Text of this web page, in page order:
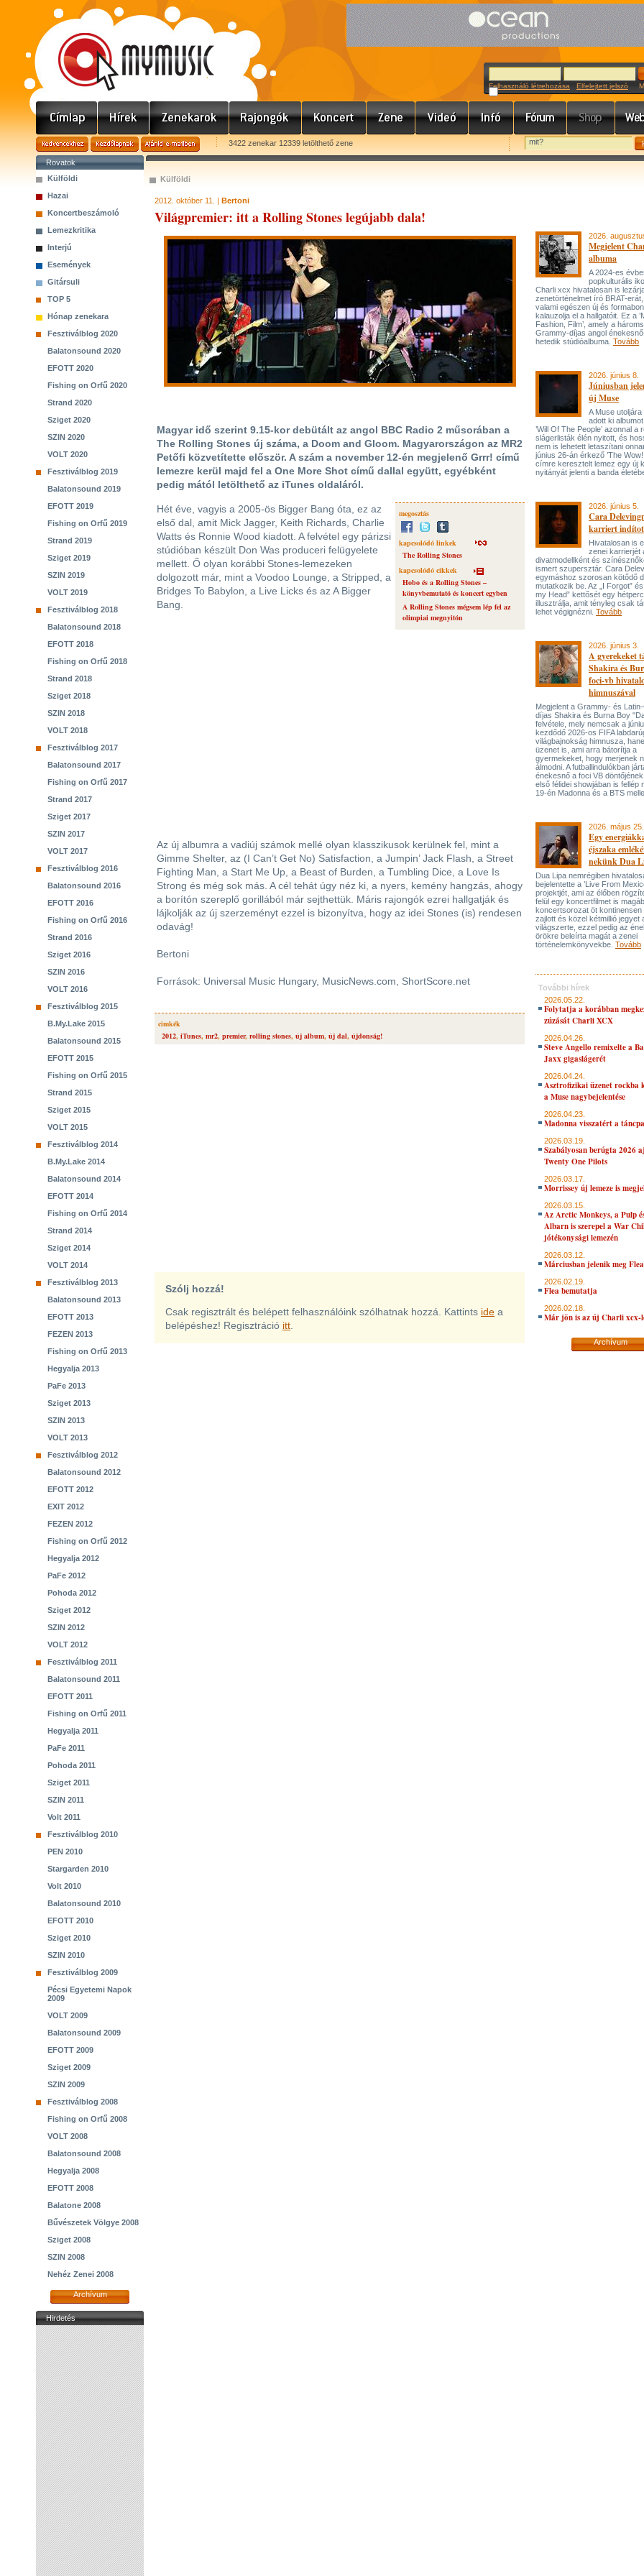
Felhasználó létrehozása Elfelejtett jelszó
3422 zenekar 12339 letölthető zene
Rovatok
Külföldi
Hazai
Koncertbeszámoló
Lemezkritika
Interjú
Események
Gitársuli
TOP 5
Hónap zenekara
Fesztiválblog 2020
Balatonsound 2020
EFOTT 2020
Fishing on Orfű 2020
Strand 2020
Sziget 2020
SZIN 2020
VOLT 2020
Fesztiválblog 2019
Balatonsound 2019
EFOTT 2019
Fishing on Orfű 2019
Strand 2019
Sziget 2019
SZIN 2019
VOLT 2019
Fesztiválblog 2018
Balatonsound 2018
EFOTT 2018
Fishing on Orfű 2018
Strand 2018
Sziget 2018
SZIN 2018
VOLT 2018
Fesztiválblog 2017
Balatonsound 2017
Fishing on Orfű 2017
Strand 2017
Sziget 2017
SZIN 2017
VOLT 2017
Fesztiválblog 2016
Balatonsound 2016
EFOTT 2016
Fishing on Orfű 2016
Strand 2016
Sziget 2016
SZIN 2016
VOLT 2016
Fesztiválblog 2015
B.My.Lake 2015
Balatonsound 2015
EFOTT 2015
Fishing on Orfű 2015
Strand 2015
Sziget 2015
VOLT 2015
Fesztiválblog 2014
B.My.Lake 2014
Balatonsound 2014
EFOTT 2014
Fishing on Orfű 2014
Strand 2014
Sziget 2014
VOLT 2014
Fesztiválblog 2013
Balatonsound 2013
EFOTT 2013
FEZEN 2013
Fishing on Orfű 2013
Hegyalja 2013
PaFe 2013
Sziget 2013
SZIN 2013
VOLT 2013
Fesztiválblog 2012
Balatonsound 2012
EFOTT 2012
EXIT 2012
FEZEN 2012
Fishing on Orfű 2012
Hegyalja 2012
PaFe 2012
Pohoda 2012
Sziget 2012
SZIN 2012
VOLT 2012
Fesztiválblog 2011
Balatonsound 2011
EFOTT 2011
Fishing on Orfű 2011
Hegyalja 2011
PaFe 2011
Pohoda 2011
Sziget 2011
SZIN 2011
Volt 2011
Fesztiválblog 2010
PEN 2010
Stargarden 2010
Volt 2010
Balatonsound 2010
EFOTT 2010
Sziget 2010
SZIN 2010
Fesztiválblog 2009
Pécsi Egyetemi Napok
2009
VOLT 2009
Balatonsound 2009
EFOTT 2009
Sziget 2009
SZIN 2009
Fesztiválblog 2008
Fishing on Orfű 2008
VOLT 2008
Balatonsound 2008
Hegyalja 2008
EFOTT 2008
Balatone 2008
Bűvészetek Völgye 2008
Sziget 2008
SZIN 2008
Nehéz Zenei 2008
Archívum
Hirdetés
Külföldi
2012. október 11. | Bertoni
Világpremier: itt a Rolling Stones legújabb dala!
Magyar idő szerint 9.15-kor debütált az angol BBC Radio 2 műsorában a
The Rolling Stones új száma, a Doom and Gloom. Magyarországon az MR2
Petőfi közvetítette először. A szám a november 12-én megjelenő Grrr! című
lemezre kerül majd fel a One More Shot című dallal együtt, egyébként
pedig mától letölthető az iTunes oldaláról.
megosztás
kapcsolódó linkek
The Rolling Stones
kapcsolódó cikkek
Hobo és a Rolling Stones –
könyvbemutató és koncert egyben
A Rolling Stones mégsem lép fel az
olimpiai megnyitón
Hét éve, vagyis a 2005-ös Bigger Bang óta, ez az
első dal, amit Mick Jagger, Keith Richards, Charlie
Watts és Ronnie Wood kiadott. A felvétel egy párizsi
stúdióban készült Don Was produceri felügyelete
mellett. Ő olyan korábbi Stones-lemezeken
dolgozott már, mint a Voodoo Lounge, a Stripped, a
Bridges To Babylon, a Live Licks és az A Bigger
Bang.
Az új albumra a vadiúj számok mellé olyan klasszikusok kerülnek fel, mint a
Gimme Shelter, az (I Can’t Get No) Satisfaction, a Jumpin’ Jack Flash, a Street
Fighting Man, a Start Me Up, a Beast of Burden, a Tumbling Dice, a Love Is
Strong és még sok más. A cél tehát úgy néz ki, a nyers, kemény hangzás, ahogy
a borítón szereplő gorillából már sejthettük. Máris rajongók ezrei hallgatják és
lájkolják az új szerzeményt ezzel is bizonyítva, hogy az idei Stones (is) rendesen
odavág!
Bertoni
Források: Universal Music Hungary, MusicNews.com, ShortScore.net
cimkék
2012, iTunes, mr2, premier, rolling stones, új album, új dal, újdonság!
Szólj hozzá!
Csak regisztrált és belépett felhasználóink szólhatnak hozzá. Kattints ide a
belépéshez! Regisztráció itt
2026.
Megjelent
albuma
A 2024-es
popkulturális
Charli xcx hivatalosan is
zenetörténelmet író BRAT-
valami egészen új és
kalauzolja el a hallgatóit. Ez a
Fashion, Film’, amely a
Grammy-díjas angol
hetedik stúdióalbuma. Tovább
2026. június 8.
Júniusban
új Muse
A Muse
adott ki
’Will Of The People’ azonnal a
slágerlisták élén nyitott, és
nem is lehetett letaszítani
június 26-án érkező ’The Wow!
címre keresztelt lemez egy új
nyitányát jelenti a banda
2026. június 5.
Cara
karriert
Hivatalosan is
zenei karrierjét
divatmodellként és
ismert szupersztár. Cara
egymáshoz szorosan kötődő
mutatkozik be. Az „I Forgot”
my Head” kettősét egy
illusztrálja, amit tényleg csak
lehet végignézni. Tovább
2026. június 3.
A gyerekeket
Shakira és
foci-vb
himnuszával
Megjelent a Grammy- és
díjas Shakira és Burna Boy
felvétele, mely nemcsak a
kezdődő 2026-os FIFA
világbajnokság himnusza,
üzenet is, ami arra bátorítja a
gyermekeket, hogy merjenek
álmodni. A futballindulókban
énekesnő a foci VB
első félidei showjában is fellép
19-én Madonna és a BTS
2026. május 25.
Egy
éjszaka
nekünk Dua
Dua Lipa nemrégiben
bejelentette a ’Live From
projektjét, ami az élőben
felül egy koncertfilmet is
koncertsorozat öt kontinensen
zajlott és közel kétmillió jegyet
világszerte, ezzel pedig az
örökre beleírta magát a zenei
történelemkönyvekbe. Tovább
További hírek
2026.05.22.
Folytatja a korábban
zúzását Charli XCX
2026.04.26.
Steve Angello remixelte a
Jaxx gigaslágerét
2026.04.24.
Asztrofizikai üzenet rockba
a Muse nagybejelentése
2026.04.23.
Madonna visszatért a
2026.03.19.
Szabályosan berúgta 2026
Twenty One Pilots
2026.03.17.
Morrissey új lemeze is
2026.03.15.
Az Arctic Monkeys, a Pulp
Albarn is szerepel a War
jótékonysági lemezén
2026.03.12.
Márciusban jelenik meg
2026.02.19.
Flea bemutatja
2026.02.18.
Már jön is az új Charli xcx-
Archívum